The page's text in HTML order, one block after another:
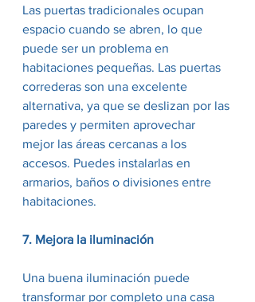
Las puertas tradicionales ocupan
espacio cuando se abren, lo que
puede ser un problema en
habitaciones pequeñas. Las puertas
correderas son una excelente
alternativa, ya que se deslizan por las
paredes y permiten aprovechar
mejor las áreas cercanas a los
accesos. Puedes instalarlas en
armarios, baños o divisiones entre
habitaciones.
7. Mejora la iluminación
Una buena iluminación puede
transformar por completo una casa